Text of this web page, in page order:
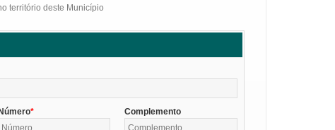
território deste Município
Complemento